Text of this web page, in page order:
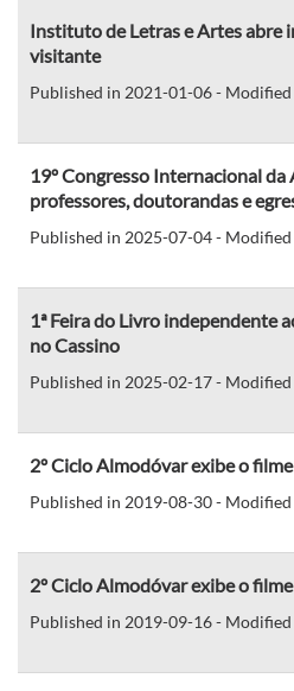
Instituto de Letras e Artes abre
visitante
Published in 2021-01-06 -
19º Congresso Internacional da
professores, doutorandas e
Published in 2025-07-04 -
1ª Feira do Livro independente
no Cassino
Published in 2025-02-17 -
2º Ciclo Almodóvar exibe o
Published in 2019-08-30 -
2º Ciclo Almodóvar exibe o
Published in 2019-09-16 -